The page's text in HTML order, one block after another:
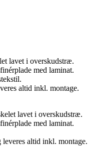
lavet i overskudstræ.
med laminat.
altid inkl. montage.
lavet i overskudstræ.
med laminat.
altid inkl. montage.